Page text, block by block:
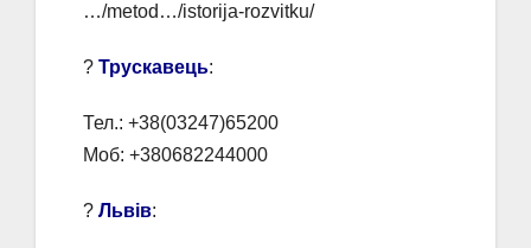
…/metod…/istorija-rozvitku/
? Трускавець:
Тел.: +38(03247)65200
Моб: +380682244000
? Львів: